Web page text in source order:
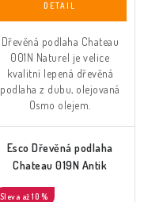
Dřevěná podlaha Chateau
001N Naturel je velice
kvalitní lepená dřevěná
podlaha z dubu, olejovaná
Osmo olejem.
Esco Dřevěná podlaha
Chateau 019N Antik
až 10 %